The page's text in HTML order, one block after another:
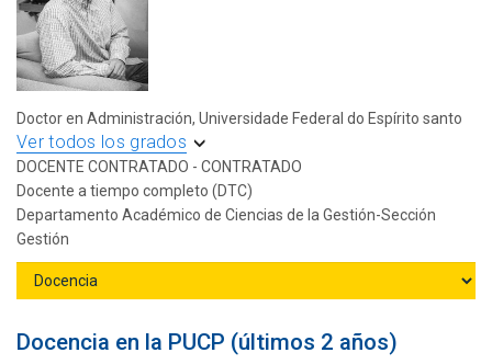
Doctor en Administración, Universidade Federal do Espírito santo
Ver todos los grados
DOCENTE CONTRATADO - CONTRATADO
Docente a tiempo completo (DTC)
Departamento Académico de Ciencias de la Gestión-Sección
Gestión
Docencia en la PUCP (últimos 2 años)